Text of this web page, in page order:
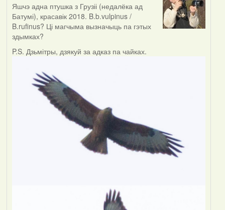
Яшчэ адна птушка з Грузіі (недалёка ад
Батумі), красавік 2018. B.b.vulpinus /
B.rufinus? Ці магчыма вызначыць па гэтых
здымках?
P.S. Дзьмітры, дзякуй за адказ па чайках.